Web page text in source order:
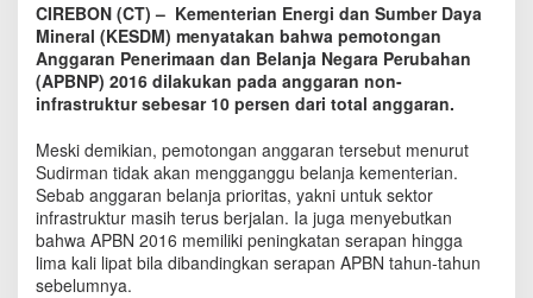
D
M
F
o
k
s
P
a
n
g
k
a
CIREBON (CT) – Kementerian Energi dan Sumber Daya
Mineral (KESDM) menyatakan bahwa pemotongan
Anggaran Penerimaan dan Belanja Negara Perubahan
(APBNP) 2016 dilakukan pada anggaran non-
infrastruktur sebesar 10 persen dari total anggaran.
Meski demikian, pemotongan anggaran tersebut menurut
Sudirman tidak akan mengganggu belanja kementerian.
Sebab anggaran belanja prioritas, yakni untuk sektor
infrastruktur masih terus berjalan. Ia juga menyebutkan
bahwa APBN 2016 memiliki peningkatan serapan hingga
lima kali lipat bila dibandingkan serapan APBN tahun-tahun
sebelumnya.